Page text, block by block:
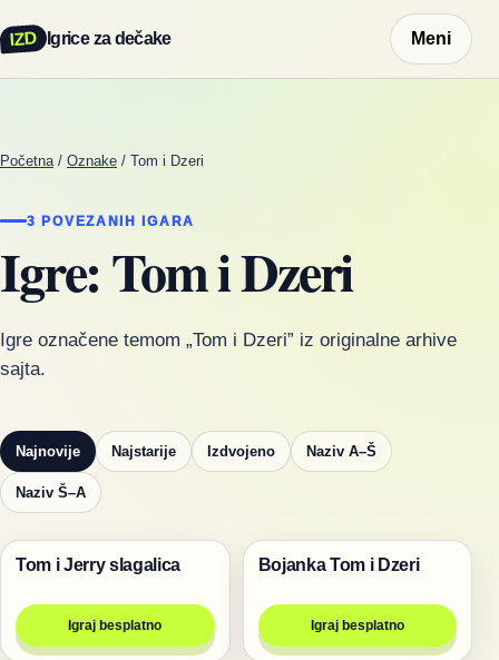
IZD Igrice za dečake Meni
Početna / Oznake / Tom i Dzeri
3 POVEZANIH IGARA
Igre: Tom i Dzeri
Igre označene temom „Tom i Dzeri” iz originalne arhive
sajta.
Najnovije Najstarije Izdvojeno Naziv A–Š
Naziv Š–A
Životinje
Tom i Jerry slagalica
Igraj besplatno
Životinje
Bojanka Tom i Dzeri
Igraj besplatno